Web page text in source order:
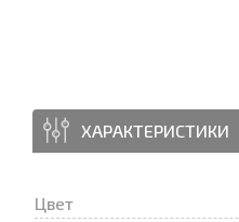
ХАРАКТЕРИСТИКИ
Цвет